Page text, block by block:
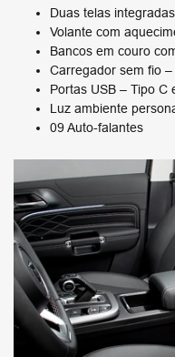
Duas telas
Volante com
Bancos em couro
Carregador sem fio –
Portas USB – Tipo C
Luz ambiente
09 Auto-falantes